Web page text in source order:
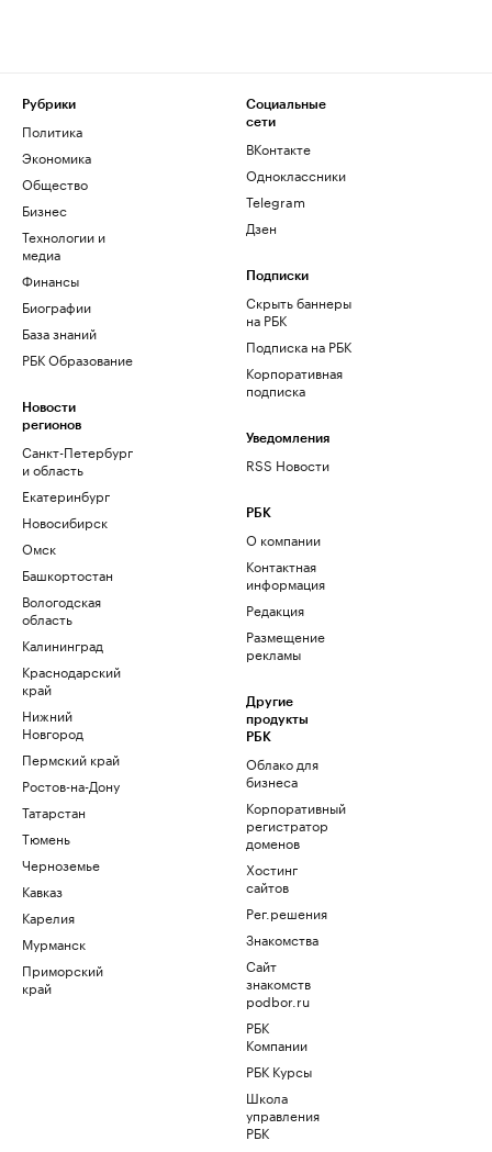
Рубрики
Политика
Экономика
Общество
Бизнес
Технологии и
медиа
Финансы
Биографии
База знаний
РБК Образование
Новости
регионов
Санкт-Петербург
и область
Екатеринбург
Новосибирск
Омск
Башкортостан
Вологодская
область
Калининград
Краснодарский
край
Нижний
Новгород
Пермский край
Ростов-на-Дону
Татарстан
Тюмень
Черноземье
Кавказ
Карелия
Мурманск
Приморский
край
Социальные
сети
ВКонтакте
Одноклассники
Telegram
Дзен
Подписки
Скрыть баннеры
на РБК
Подписка на РБК
Корпоративная
подписка
Уведомления
RSS Новости
РБК
О компании
Контактная
информация
Редакция
Размещение
рекламы
Другие
продукты
РБК
Облако для
бизнеса
Корпоративный
регистратор
доменов
Хостинг
сайтов
Рег.решения
Знакомства
Сайт
знакомств
podbor.ru
РБК
Компании
РБК Курсы
Школа
управления
РБК